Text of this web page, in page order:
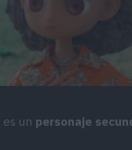
es un personaje